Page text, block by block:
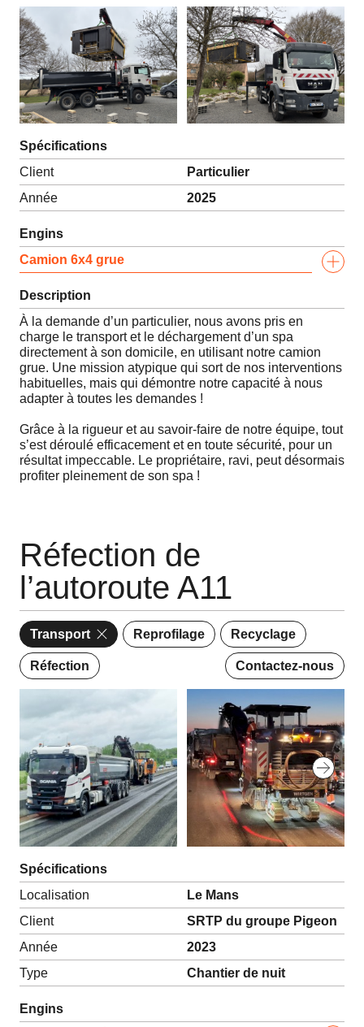
Description
À la demande d’un particulier, nous avons pris en
charge le transport et le déchargement d’un spa
directement à son domicile, en utilisant notre camion
grue. Une mission atypique qui sort de nos interventions
habituelles, mais qui démontre notre capacité à nous
adapter à toutes les demandes !
Grâce à la rigueur et au savoir-faire de notre équipe, tout
s’est déroulé efficacement et en toute sécurité, pour un
résultat impeccable. Le propriétaire, ravi, peut désormais
profiter pleinement de son spa !
Spécifications
Client
Particulier
Année
2025
Engins
Camion 6x4 grue
Réfection de
l’autoroute A11
Transport Reprofilage Recyclage
Réfection Contactez-nous
Spécifications
Localisation
Le Mans
Client
SRTP du groupe Pigeon
Année
2023
Type
Chantier de nuit
Engins